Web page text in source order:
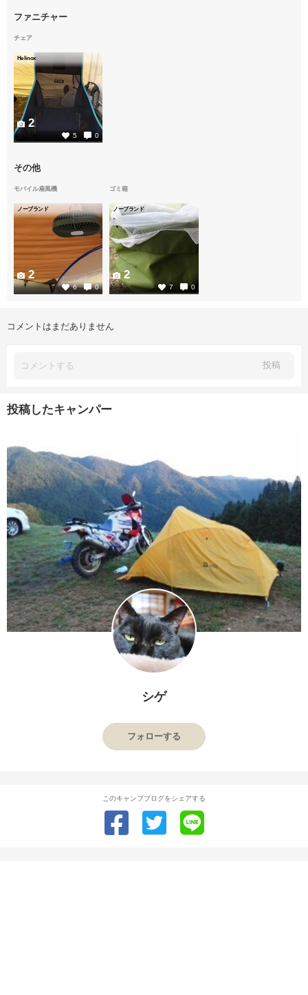
ファニチャー
チェア
Helinox
5 0
2
その他
モバイル扇風機
ノーブランド
6 0
2
ゴミ箱
ノーブランド
7 0
2
コメントはまだありません
投稿
投稿したキャンパー
シゲ
フォローする
このキャンプブログをシェアする